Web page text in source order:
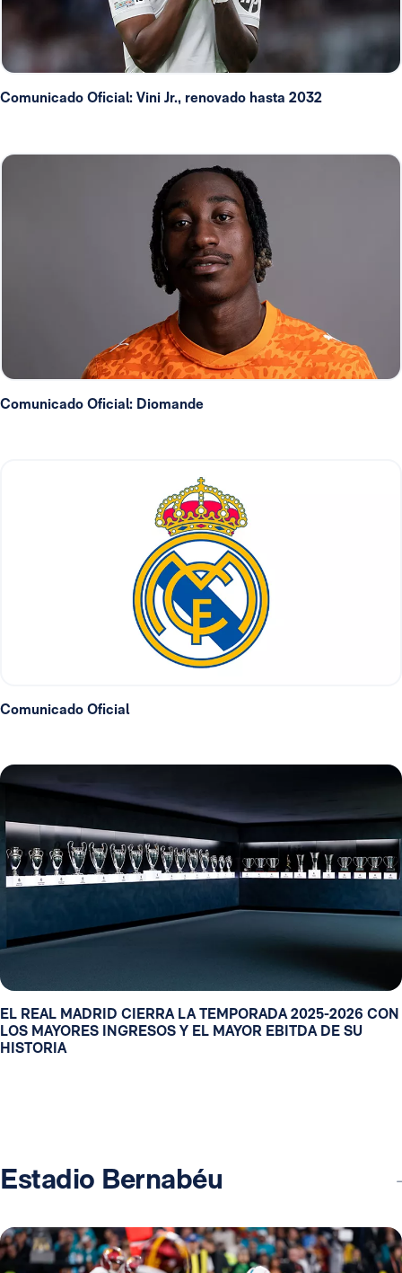
Comunicado Oficial: Vini Jr., renovado hasta 2032
Comunicado Oficial: Diomande
Comunicado Oficial
EL REAL MADRID CIERRA LA TEMPORADA 2025-2026 CON
LOS MAYORES INGRESOS Y EL MAYOR EBITDA DE SU
HISTORIA
Estadio Bernabéu